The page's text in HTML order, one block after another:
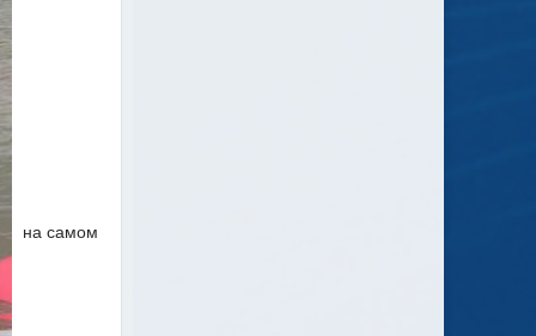
на самом